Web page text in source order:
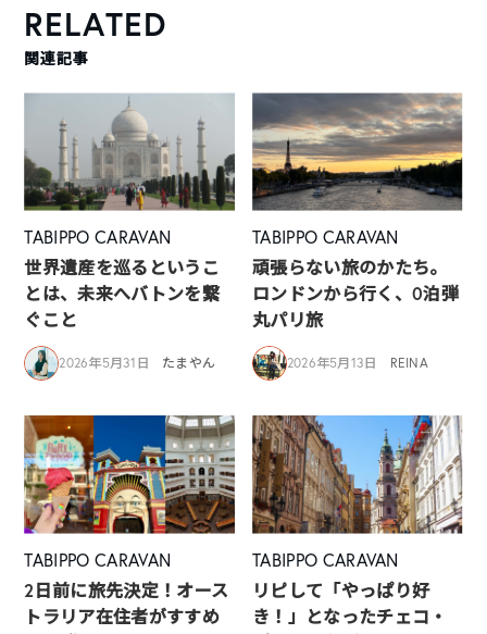
RELATED
関連記事
TABIPPO CARAVAN
世界遺産を巡るというこ
とは、未来へバトンを繋
ぐこと
2026年5月31日 たまやん
TABIPPO CARAVAN
頑張らない旅のかたち。
ロンドンから行く、0泊弾
丸パリ旅
2026年5月13日 REINA
TABIPPO CARAVAN
2日前に旅先決定！オース
トラリア在住者がすすめ
TABIPPO CARAVAN
リピして「やっぱり好
き！」となったチェコ・